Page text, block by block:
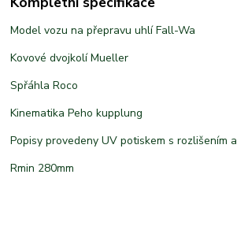
Model vozu na přepravu uhlí Fall-Wa
Kovové dvojkolí Mueller
Spřáhla Roco
Kinematika Peho kupplung
Popisy provedeny UV potiskem s rozlišením
Rmin 280mm